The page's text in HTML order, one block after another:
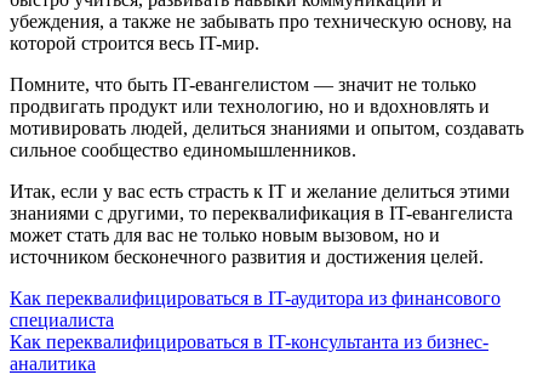
убеждения, а также не забывать про техническую основу, на
которой строится весь IT-мир.
Помните, что быть IT-евангелистом — значит не только
продвигать продукт или технологию, но и вдохновлять и
мотивировать людей, делиться знаниями и опытом, создавать
сильное сообщество единомышленников.
Итак, если у вас есть страсть к IT и желание делиться этими
знаниями с другими, то переквалификация в IT-евангелиста
может стать для вас не только новым вызовом, но и
источником бесконечного развития и достижения целей.
Навигация
по
записям
Как переквалифицироваться в IT-аудитора из финансового
специалиста
Как переквалифицироваться в IT-консультанта из бизнес-
аналитика